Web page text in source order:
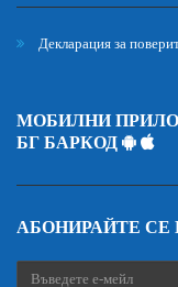
Декларация за
МОБИЛНИ
БГ БАРКОД
АБОНИРАЙТЕ